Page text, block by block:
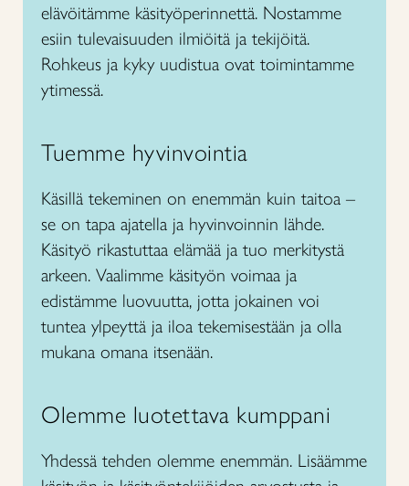
elävöitämme käsityöperinnettä. Nostamme
esiin tulevaisuuden ilmiöitä ja tekijöitä.
Rohkeus ja kyky uudistua ovat toimintamme
ytimessä.
Tuemme hyvinvointia
Käsillä tekeminen on enemmän kuin taitoa –
se on tapa ajatella ja hyvinvoinnin lähde.
Käsityö rikastuttaa elämää ja tuo merkitystä
arkeen. Vaalimme käsityön voimaa ja
edistämme luovuutta, jotta jokainen voi
tuntea ylpeyttä ja iloa tekemisestään ja olla
mukana omana itsenään.
Olemme luotettava kumppani
Yhdessä tehden olemme enemmän. Lisäämme